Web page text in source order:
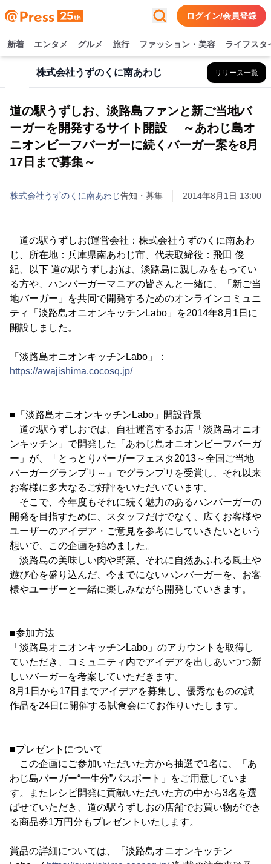
ログイン/会員登録
新着 エンタメ グルメ 旅行 ファッション・美容 ライフスタ
株式会社うずのくに南あわじ リリース一覧
道の駅うずしお、淡路島ファンと新ご当地バ
ーガーを開発するサイト開設 ～あわじ島オ
ニオンビーフバーガーに続くバーガー案を8月
17日まで募集～
株式会社うずのくに南あわじ告知・募集 2014年8月1日 13:00
道の駅うずしお(運営会社：株式会社うずのくに南あわ
じ、所在地：兵庫県南あわじ市、代表取締役：飛田 俊
紀、以下 道の駅うずしお)は、淡路島に親しみをもってい
る方や、ハンバーガーマニアの皆さんと一緒に、「新ご当
地バーガー」を共同で開発するためのオンラインコミュニ
ティ「淡路島オニオンキッチンLabo」を2014年8月1日に
開設しました。
「淡路島オニオンキッチンLabo」：
https://awajishima.cocosq.jp/
■「淡路島オニオンキッチンLabo」開設背景
道の駅うずしおでは、自社運営するお店「淡路島オニオ
ンキッチン」で開発した「あわじ島オニオンビーフバーガ
ー」が、「とっとりバーガーフェスタ2013～全国ご当地
バーガーグランプリ～」でグランプリを受賞し、それ以来
お客様に多大なるご好評をいただいています。
そこで、今年度もそれに続く魅力のあるハンバーガーの
開発を目指すために、スタッフだけでなく、広くお客様や
ユーザーのアイデア・ご意見を参考にしていきたいという
想いで、この企画を始めました。
淡路島の美味しい肉や野菜、それに自然あふれる風土や
遊び心を盛り込んだ、今までにないハンバーガーを、お客
様やユーザーと一緒に楽しみながら開発していきます。
■参加方法
「淡路島オニオンキッチンLabo」のアカウントを取得し
ていただき、コミュニティ内でアイデアを出しあいつつ新
しいバーガーを考案していただきます。
8月1日から17日までアイデアを募集し、優秀なものの試
作品を24日に開催する試食会にてお作りいたします。
■プレゼントについて
この企画にご参加いただいた方から抽選で1名に、「あ
わじ島バーガー“一生分”パスポート」をご用意していま
す。またレシピ開発に貢献いただいた方の中から3名を選
ばせていただき、道の駅うずしおの店舗でお買い物ができ
る商品券1万円分もプレゼントいたします。
賞品の詳細については、「淡路島オニオンキッチン